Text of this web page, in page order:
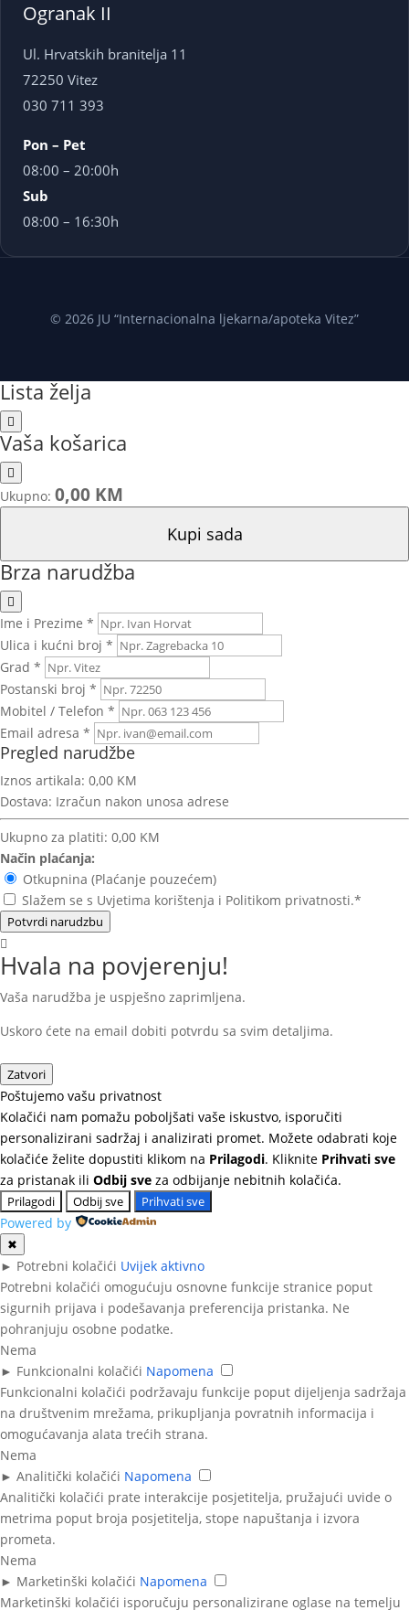
Ogranak II
Ul. Hrvatskih branitelja 11
72250 Vitez
030 711 393
Pon – Pet
08:00 – 20:00h
Sub
08:00 – 16:30h
© 2026 JU “Internacionalna ljekarna/apoteka Vitez”
Lista želja
Vaša košarica
Ukupno: 0,00 KM
Kupi sada
Brza narudžba
Ime i Prezime *
Ulica i kućni broj *
Grad *
Postanski broj *
Mobitel / Telefon *
Email adresa *
Pregled narudžbe
Iznos artikala: 0,00 KM
Dostava: Izračun nakon unosa adrese
Ukupno za platiti: 0,00 KM
Način plaćanja:
Otkupnina (Plaćanje pouzećem)
Slažem se s Uvjetima korištenja i Politikom privatnosti.*
Potvrdi narudzbu
Hvala na povjerenju!
Vaša narudžba je uspješno zaprimljena.
Uskoro ćete na email dobiti potvrdu sa svim detaljima.
Zatvori
Poštujemo vašu privatnost
Kolačići nam pomažu poboljšati vaše iskustvo, isporučiti
personalizirani sadržaj i analizirati promet. Možete odabrati koje
kolačiće želite dopustiti klikom na Prilagodi. Kliknite Prihvati sve
za pristanak ili Odbij sve za odbijanje nebitnih kolačića.
Prilagodi Odbij sve Prihvati sve
Powered by
✖
► Potrebni kolačići Uvijek aktivno
Potrebni kolačići omogućuju osnovne funkcije stranice poput
sigurnih prijava i podešavanja preferencija pristanka. Ne
pohranjuju osobne podatke.
Nema
► Funkcionalni kolačići Napomena
Funkcionalni kolačići podržavaju funkcije poput dijeljenja sadržaja
na društvenim mrežama, prikupljanja povratnih informacija i
omogućavanja alata trećih strana.
Nema
► Analitički kolačići Napomena
Analitički kolačići prate interakcije posjetitelja, pružajući uvide o
metrima poput broja posjetitelja, stope napuštanja i izvora
prometa.
Nema
► Marketinški kolačići Napomena
Marketinški kolačići isporučuju personalizirane oglase na temelju